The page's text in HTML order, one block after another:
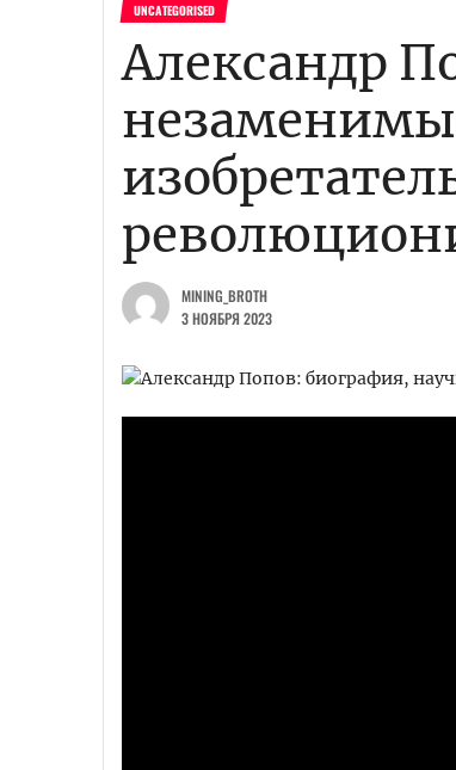
UNCATEGORISED
Александр
MINING_BROTH
3 НОЯБРЯ 2023